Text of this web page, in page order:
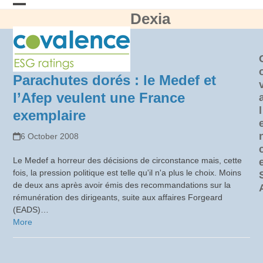
Skip
contentmobile
menu
mobile
menu
Dexia
Parachutes dorés : le Medef et
l’Afep veulent une France
exemplaire
6 October 2008
Le Medef a horreur des décisions de circonstance mais, cette
fois, la pression politique est telle qu'il n'a plus le choix. Moins
de deux ans après avoir émis des recommandations sur la
rémunération des dirigeants, suite aux affaires Forgeard
(EADS)…
More